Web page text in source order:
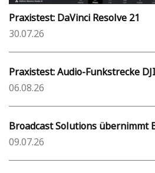
Praxistest: DaVinci Resolve 21
30.07.26
Praxistest: Audio-Funkstrecke
06.08.26
Broadcast Solutions übernimmt
09.07.26